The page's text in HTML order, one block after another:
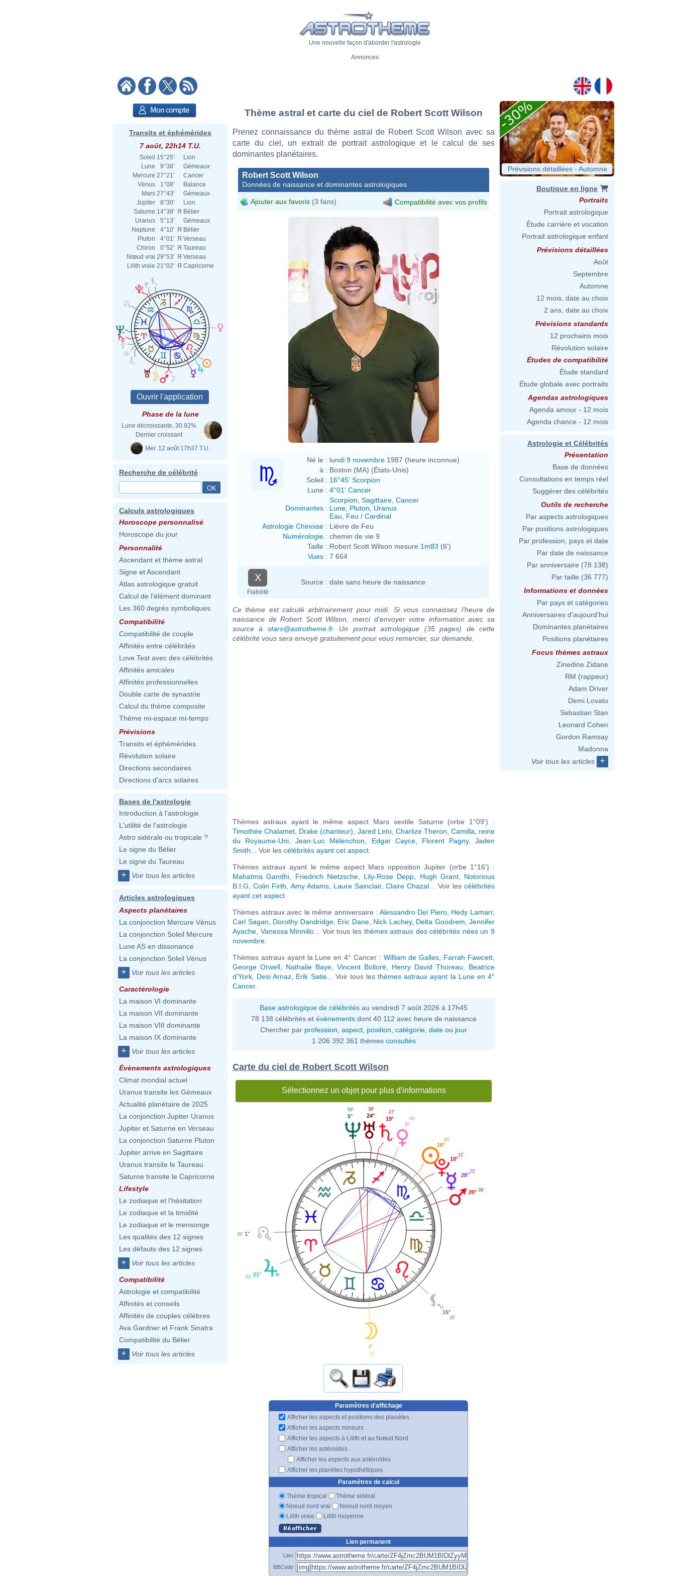
Une nouvelle façon d'aborder l'astrologie
Annonces
Transits et éphémérides
7 août, 22h14 T.U.
Soleil 15°25'
Lion
Lune
9°38'
Gémeaux
Mercure 27°21'
Cancer
Vénus
1°08'
Balance
Mars 27°43'
Gémeaux
Jupiter
8°30'
Lion
Saturne 14°38' Я Bélier
Uranus
5°13'
Gémeaux
Neptune
4°10' Я Bélier
Pluton
4°01' Я Verseau
Chiron
0°52' Я Taureau
Nœud vrai 29°53' Я Verseau
Lilith vraie 21°02' Я Capricorne
Phase de la lune
Lune décroissante, 30.92%
Dernier croissant
Mer. 12 août 17h37 T.U.
Recherche de célébrité
Calculs astrologiques
Horoscope personnalisé
Horoscope du jour
Personnalité
Ascendant et thème astral
Signe et Ascendant
Atlas astrologique gratuit
Calcul de l'élément dominant
Les 360 degrés symboliques
Compatibilité
Compatibilité de couple
Affinités entre célébrités
Love Test avec des célébrités
Affinités amicales
Affinités professionnelles
Double carte de synastrie
Calcul du thème composite
Thème mi-espace mi-temps
Prévisions
Transits et éphémérides
Révolution solaire
Directions secondaires
Directions d'arcs solaires
Bases de l'astrologie
Introduction à l'astrologie
L'utilité de l'astrologie
Astro sidérale ou tropicale ?
Le signe du Bélier
Le signe du Taureau
+ Voir tous les articles
Articles astrologiques
Aspects planétaires
La conjonction Mercure Vénus
La conjonction Soleil Mercure
Lune AS en dissonance
La conjonction Soleil Vénus
+ Voir tous les articles
Caractérologie
La maison VI dominante
La maison VII dominante
La maison VIII dominante
La maison IX dominante
+ Voir tous les articles
Évènements astrologiques
Climat mondial actuel
Uranus transite les Gémeaux
Actualité planétaire de 2025
La conjonction Jupiter Uranus
Jupiter et Saturne en Verseau
La conjonction Saturne Pluton
Jupiter arrive en Sagittaire
Uranus transite le Taureau
Saturne transite le Capricorne
Lifestyle
Le zodiaque et l'hésitation
Le zodiaque et la timidité
Le zodiaque et le mensonge
Les qualités des 12 signes
Les défauts des 12 signes
+ Voir tous les articles
Compatibilité
Astrologie et compatibilité
Affinités et conseils
Affinités de couples célèbres
Ava Gardner et Frank Sinatra
Compatibilité du Bélier
+ Voir tous les articles
Thème astral et carte du ciel de Robert Scott Wilson
Prenez connaissance du thème astral de Robert Scott Wilson avec sa
carte du ciel, un extrait de portrait astrologique et le calcul de ses
dominantes planétaires.
Robert Scott Wilson
Données de naissance et dominantes astrologiques
Ajouter aux favoris (3 fans) Compatibilité avec vos profils
Né le : lundi 9 novembre 1987 (heure inconnue)
à : Boston (MA) (États-Unis)
Soleil : 16°45' Scorpion
Lune : 4°01' Cancer
Dominantes :
Scorpion Sagittaire Cancer
Lune Pluton
Uranus
Eau
Feu / Cardinal
Astrologie Chinoise : Lièvre de Feu
Numérologie : chemin de vie 9
Taille : Robert Scott Wilson mesure 1m83 (6')
Vues : 7 664
X
Fiabilité
Source : date sans heure de naissance
Ce thème est calculé arbitrairement pour midi. Si vous connaissez l'heure de
naissance de Robert Scott Wilson, merci d'envoyer votre information avec sa
source à stars@astrotheme.fr. Un portrait astrologique (35 pages) de cette
célébrité vous sera envoyé gratuitement pour vous remercier, sur demande.
Thèmes astraux ayant le même aspect Mars sextile Saturne (orbe 1°09') :
Timothée Chalamet Drake (chanteur) Jared Leto, Charlize Theron Camilla, reine
du Royaume-Uni ,Jean-Luc Mélenchon Edgar Cayce, Florent Pagny, Jaden
Smith ... Voir les célébrités ayant cet aspect
Thèmes astraux ayant le même aspect Mars opposition Jupiter (orbe 1°16') :
Mahatma Gandhi
Friedrich Nietzsche, Lily-Rose Depp Hugh Grant, Notorious
B.I.G ,Colin Firth Amy Adams, Laure Sainclair,Claire Chazal ... Voir lescélébrités
ayant cet aspect
Thèmes astraux avec le même anniversaire : Alessandro Del Piero, Hedy Lamarr,
Carl Sagan
Dorothy Dandridge, Eric Dane, Nick Lachey, Delta Goodrem Jennifer
Ayache Vanessa Minnillo ... Voir tous les thèmes astraux des célébrités nées un 9
novembre
Thèmes astraux ayant la Lune en 4° Cancer : William de Galles Farrah Fawcett
George Orwell
Nathalie Baye Vincent Bolloré Henry David Thoreau
Beatrice
d'York
Desi Arnaz Erik Satie... Voir tous lesthèmes astraux ayant la Lune en 4°
Cancer.
Base astrologique de célébrités au vendredi 7 août 2026 à 17h45
78 138 célébrités et évènementsdont 40 112 avec heure de naissance
Chercher par profession aspect position catégorie date ou jour
1 206 392 361 thèmes consultés
Carte du ciel de Robert Scott Wilson
Sélectionnez un objet pour plus d'informations
20° 36'
28°
25'
10°
11'
16°
45'
7°
09'
19°
27'
24°
38'
5°
59'
1°
20'
21°
52'
4°
01'
15°
26'
Paramètres d'affichage
Afficher les aspects et positions des planètes
Afficher les aspects mineurs
Afficher les aspects à Lilith et au Nœud Nord
Afficher les astéroïdes
Afficher les aspects aux astéroïdes
Afficher les planètes hypothétiques
Paramètres de calcul
Thème tropical
Thème sidéral
Noeud nord vrai
Noeud nord moyen
Lilith vraie
Lilith moyenne
Lien permanent
Lien
BBCode
Prévisions détaillées - Automne
Boutique en ligne
Portraits
Portrait astrologique
Étude carrière et vocation
Portrait astrologique enfant
Prévisions détaillées
Août
Septembre
Automne
12 mois, date au choix
2 ans, date au choix
Prévisions standards
12 prochains mois
Révolution solaire
Études de compatibilité
Étude standard
Étude globale avec portraits
Agendas astrologiques
Agenda amour - 12 mois
Agenda chance - 12 mois
Astrologie et Célébrités
Présentation
Base de données
Consultations en temps réel
Suggérer des célébrités
Outils de recherche
Par aspects astrologiques
Par positions astrologiques
Par profession, pays et date
Par date de naissance
Par anniversaire (78 138)
Par taille (36 777)
Informations et données
Par pays et catégories
Anniversaires d'aujourd'hui
Dominantes planétaires
Positions planétaires
Focus thèmes astraux
Zinedine Zidane
RM (rappeur)
Adam Driver
Demi Lovato
Sebastian Stan
Leonard Cohen
Gordon Ramsay
Madonna
Voir tous les articles
+